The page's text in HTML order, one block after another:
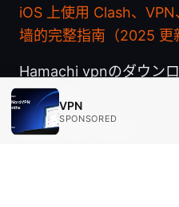
iOS 上使用 Clash、
墙的完整指南（2025 更
Hamachi vpnのダウン
ーやリモー
Japan vpn reddit
VPN
SPONSORED